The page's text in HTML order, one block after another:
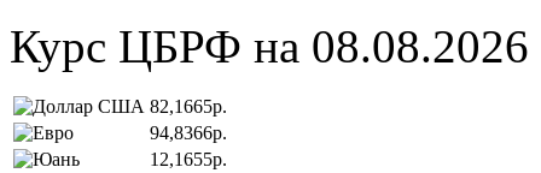
Курс ЦБРФ на 08.08.2026
82,1665р.
94,8366р.
12,1655р.